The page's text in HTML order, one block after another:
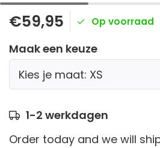
€59,95 Op voorraad
Maak een keuze
Kies je maat: XS
1-2 werkdagen
Order today and we will